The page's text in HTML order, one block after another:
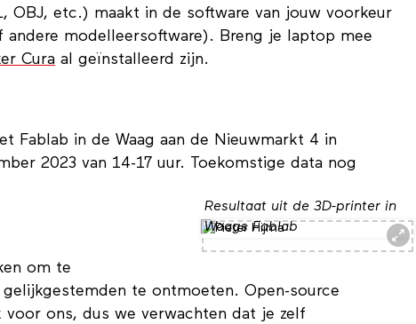
OBJ, etc.) maakt in de software van jouw voorkeur
andere modelleersoftware). Breng je laptop mee
Cura al geïnstalleerd zijn.
Fablab in de Waag aan de Nieuwmarkt 4 in
2023 van 14-17 uur. Toekomstige data nog
Resultaat uit de 3D-printer in
Waags Fablab
om te
te ontmoeten. Open-source
ons, dus we verwachten dat je zelf